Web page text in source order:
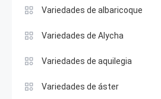
Variedades de albaricoque
Variedades de Alycha
Variedades de aquilegia
Variedades de áster